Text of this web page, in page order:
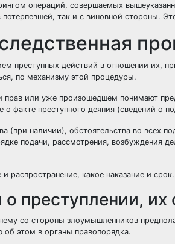
операций, совершаемых
так и с виновной стороны.
преступных действий в отношении их,
по механизму этой процедуры.
или уже произошедшем понимают
факте преступного деяния (сведений о
(при наличии), обстоятельства во всех
подачи, рассмотрения, возбуждения
распространение, какое наказание и срок.
о преступлении,
со стороны злоумышленников
этом в органы правопорядка.